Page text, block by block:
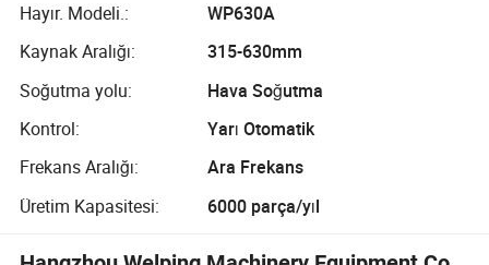
Hayır. Modeli.:
WP630A
Kaynak Aralığı:
315-630mm
Soğutma yolu:
Hava Soğutma
Kontrol:
Yarı Otomatik
Frekans Aralığı:
Ara Frekans
Üretim Kapasitesi:
6000 parça/yıl